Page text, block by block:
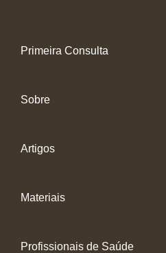
Primeira Consulta
Sobre
Artigos
Materiais
Profissionais de Saúde